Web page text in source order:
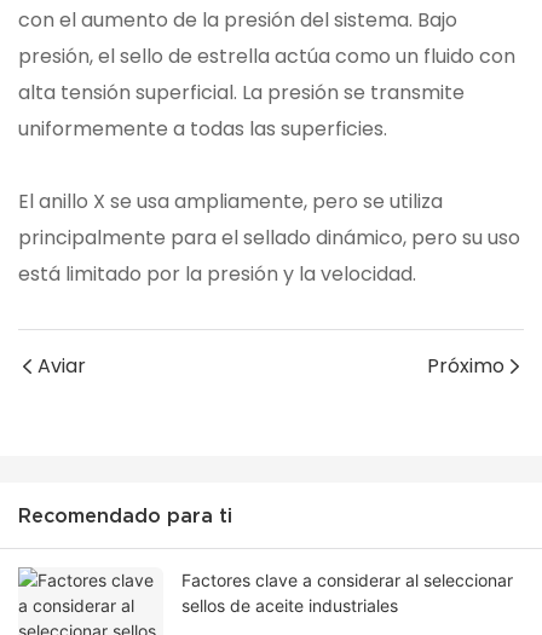
con el aumento de la presión del sistema. Bajo
presión, el sello de estrella actúa como un fluido con
alta tensión superficial. La presión se transmite
uniformemente a todas las superficies.
El anillo X se usa ampliamente, pero se utiliza
principalmente para el sellado dinámico, pero su uso
está limitado por la presión y la velocidad.
Aviar Próximo
Recomendado para ti
Factores clave a considerar al seleccionar
sellos de aceite industriales